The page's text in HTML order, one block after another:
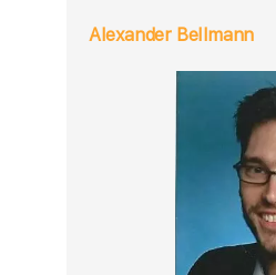
Alexander Bellmann